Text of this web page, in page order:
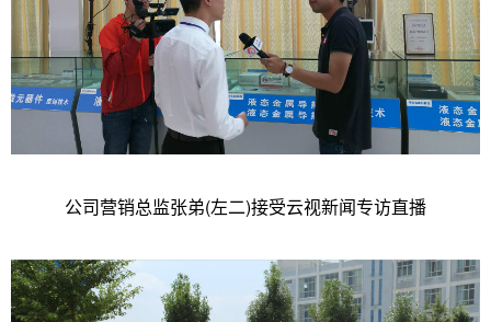
公司营销总监张弟(左二)接受云视新闻专访直播